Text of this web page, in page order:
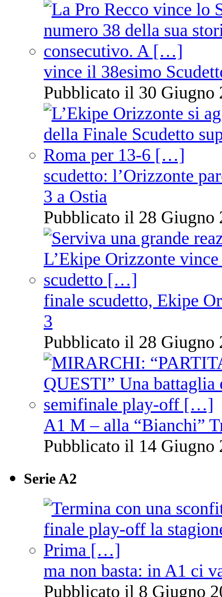
vince il 38esimo
Pubblicato il 30 Giugno
scudetto: l’Orizzonte
3 a Ostia
Pubblicato il 28 Giugno
finale scudetto, Ekipe
3
Pubblicato il 28 Giugno
A1 M – alla “Bianchi”
Pubblicato il 14 Giugno
Serie A2
ma non basta: in A1 ci
Pubblicato il 8 Giugno